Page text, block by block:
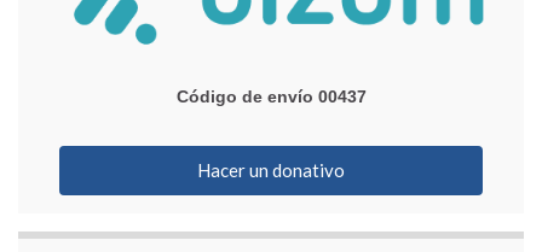
Código de envío 00437
Hacer un donativo